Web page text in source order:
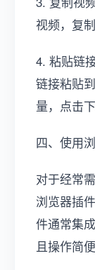
视频，复
4. 粘贴链
链接粘贴
量，点击
四、使用
对于经常
浏览器插
件通常集
且操作简便